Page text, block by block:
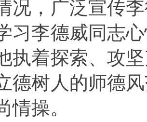
况，广泛宣传
习李德威同志
执着探索、攻
德树人的师德
情操。